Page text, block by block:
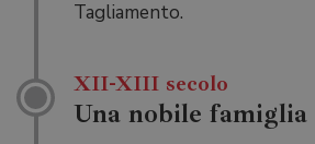
Tagliamento.
XII-XIII secolo
Una nobile famiglia